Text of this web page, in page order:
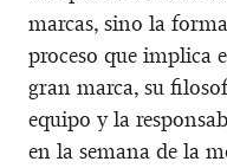
marcas, sino la
proceso que implica
gran marca, su
equipo y la
en la semana de la